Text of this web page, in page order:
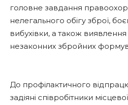
головне завдання
нелегального обігу зброї,
вибухівки, а також
незаконних збройних
До профілактичного
задіяні співробітники місцевої